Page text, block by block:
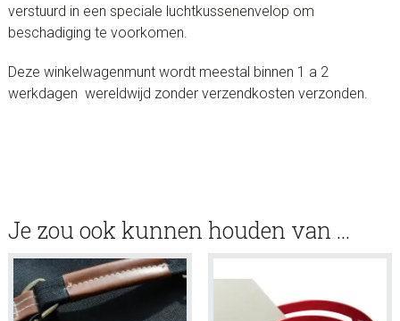
verstuurd in een speciale luchtkussenenvelop om
beschadiging te voorkomen.
Deze winkelwagenmunt wordt meestal binnen 1 a 2
werkdagen wereldwijd zonder verzendkosten verzonden.
Je zou ook kunnen houden van …